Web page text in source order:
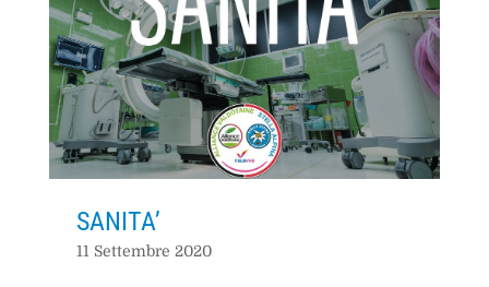
SANITA’
11 Settembre 2020